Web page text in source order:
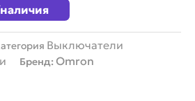
Выключатели
Бренд: Omron